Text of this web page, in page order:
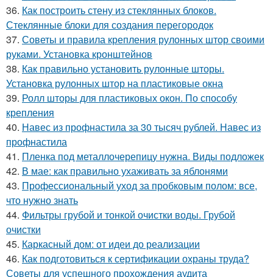
36. Как построить стену из стеклянных блоков.
Стеклянные блоки для создания перегородок
37. Советы и правила крепления рулонных штор своими
руками. Установка кронштейнов
38. Как правильно установить рулонные шторы.
Установка рулонных штор на пластиковые окна
39. Ролл шторы для пластиковых окон. По способу
крепления
40. Навес из профнастила за 30 тысяч рублей. Навес из
профнастила
41. Пленка под металлочерепицу нужна. Виды подложек
42. В мае: как правильно ухаживать за яблонями
43. Профессиональный уход за пробковым полом: все,
что нужно знать
44. Фильтры грубой и тонкой очистки воды. Грубой
очистки
45. Каркасный дом: от идеи до реализации
46. Как подготовиться к сертификации охраны труда?
Советы для успешного прохождения аудита